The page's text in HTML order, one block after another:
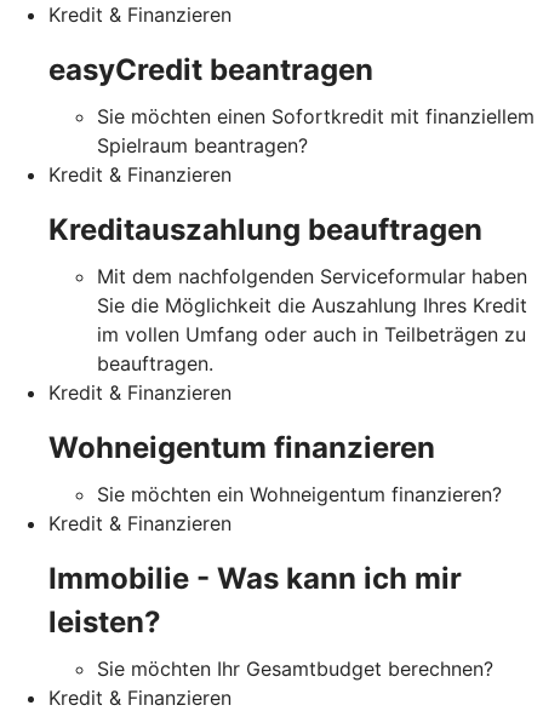
Kredit & Finanzieren
easyCredit beantragen
Sie möchten einen Sofortkredit mit finanziellem
Spielraum beantragen?
Kredit & Finanzieren
Kreditauszahlung beauftragen
Mit dem nachfolgenden Serviceformular haben
Sie die Möglichkeit die Auszahlung Ihres Kredit
im vollen Umfang oder auch in Teilbeträgen zu
beauftragen.
Kredit & Finanzieren
Wohneigentum finanzieren
Sie möchten ein Wohneigentum finanzieren?
Kredit & Finanzieren
Immobilie - Was kann ich mir
leisten?
Sie möchten Ihr Gesamtbudget berechnen?
Kredit & Finanzieren